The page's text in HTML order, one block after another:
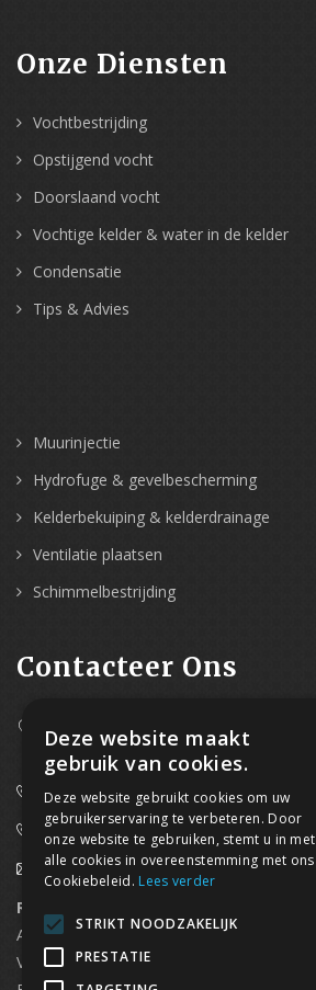
Onze Diensten
Vochtbestrijding
Opstijgend vocht
Doorslaand vocht
Vochtige kelder & water in de kelder
Condensatie
Tips & Advies
Muurinjectie
Hydrofuge & gevelbescherming
Kelderbekuiping & kelderdrainage
Ventilatie plaatsen
Schimmelbestrijding
Contacteer Ons
Westpoort 37B,
2070 Zwijndrecht
0800/61 667 (24/7 bereikbaar)
03/369.60.29
info@waterdicht-vochtbestrijding.be
Regionaal contact
Antwerpen
03/369.60.29
Vlaams Brabant & Brussel
Deze website maakt
gebruik van cookies.
Deze website gebruikt cookies om uw
gebruikerservaring te verbeteren. Door
onze website te gebruiken, stemt u in met
alle cookies in overeenstemming met ons
Cookiebeleid. Lees verder
STRIKT NOODZAKELIJK
PRESTATIE